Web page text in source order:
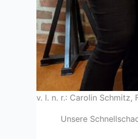
v. l. n. r.: Carolin Schmitz,
Unsere